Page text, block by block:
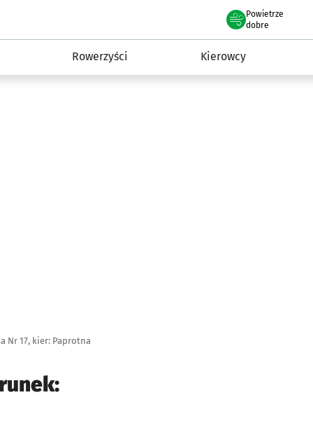
Powietrze
we Wrocławiu
dobre
Rowerzyści Kierowcy
Nr 17, kier: Paprotna